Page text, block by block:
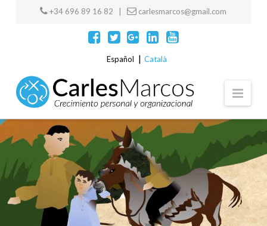
+34 696 89 16 82 | carlesmarcos@gmail.com
Español Català